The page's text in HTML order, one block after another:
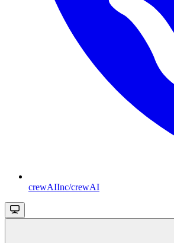
crewAIInc/crewAI